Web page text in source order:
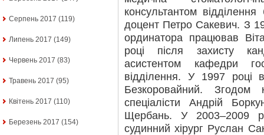
Серпень 2017 (119)
Липень 2017 (149)
Червень 2017 (83)
Травень 2017 (95)
Квітень 2017 (110)
Березень 2017 (154)
консультантом
доцент Петро Сакевич. З
ординатора працював
році після захисту
асистентом кафедри
відділення. У 1997 році
Безкоровайний. Згодом
спеціалісти Андрій
Щербань. У 2003–2009
судинний хірург Руслан